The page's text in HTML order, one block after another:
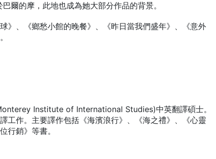
爾的摩，此地也成為她大部分作品的背景。
》、《鄉愁小館的晚餐》、《昨日當我們盛年》、《意外
Institute of International Studies)中英翻譯碩士。
工作。主要譯作包括《海濱浪行》、《海之禮》、《心靈
行銷》等書。